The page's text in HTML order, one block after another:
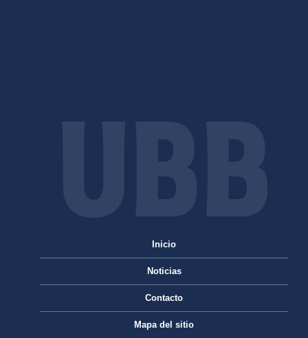
Inicio
Noticias
Contacto
Mapa del sitio